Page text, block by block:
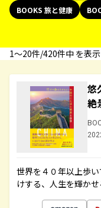
BOOKS 旅と健康
1〜20件/420件中 を表示
悠
絶
世界を４０年以上歩
けする、人生を輝か